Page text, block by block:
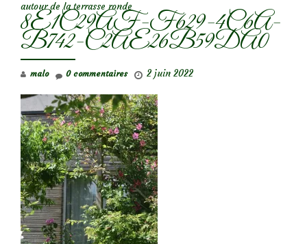
autour de la terrasse ronde
8E1C29AF-F629-4C6A-
B742-C2AE26B59DA0
malo 2 juin 2022
0 commentaires